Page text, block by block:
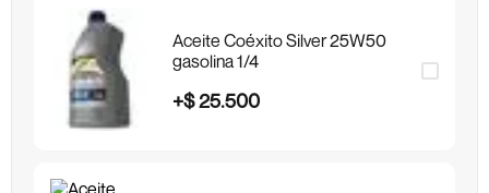
Aceite Coéxito Silver 25W50
gasolina 1/4
+$25.500